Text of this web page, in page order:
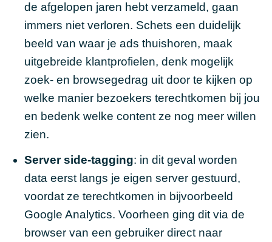
de afgelopen jaren hebt verzameld, gaan
immers niet verloren. Schets een duidelijk
beeld van waar je ads thuishoren, maak
uitgebreide klantprofielen, denk mogelijk
zoek- en browsegedrag uit door te kijken op
welke manier bezoekers terechtkomen bij jou
en bedenk welke content ze nog meer willen
zien.
Server side-tagging: in dit geval worden
data eerst langs je eigen server gestuurd,
voordat ze terechtkomen in bijvoorbeeld
Google Analytics. Voorheen ging dit via de
browser van een gebruiker direct naar